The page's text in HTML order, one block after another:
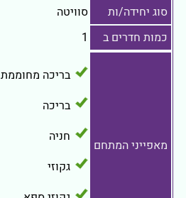
סוג יחידה/ות
סוויטה
כמות חדרים ב
1
מאפייני המתחם
בריכה מחוממת
בריכה
חניה
גקוזי